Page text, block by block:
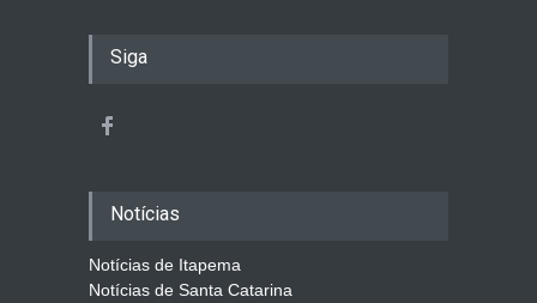
Siga
Notícias
Notícias de Itapema
Notícias de Santa Catarina